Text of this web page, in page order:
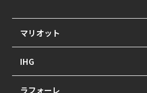
マリオット
翠嵐 ラグジュアリーコレクションホ
IHG
ホテルインディゴ長崎グラバースト
ラフォーレ